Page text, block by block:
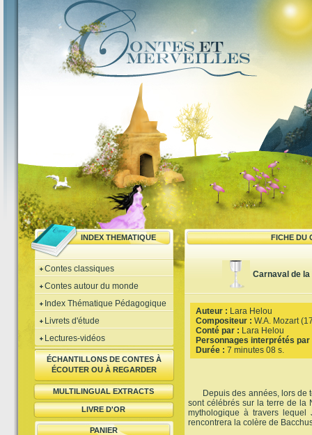
INDEX THEMATIQUE FICHE DU
Contes classiques
Contes autour du monde
Index Thématique Pédagogique
Livrets d'étude
Lectures-vidéos
ÉCHANTILLONS DE CONTES À
ÉCOUTER OU À REGARDER
MULTILINGUAL EXTRACTS
LIVRE D'OR
PANIER
Carnaval de
Auteur : Lara Helou
Compositeur : W.A. Mozart
Conté par : Lara Helou
Personnages interprétés par
Durée : 7 minutes 08 s.
Depuis des années, lors de
sont célébrés sur la terre de la
mythologique à travers
rencontrera la colère de